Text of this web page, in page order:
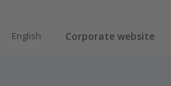
English Corporate website